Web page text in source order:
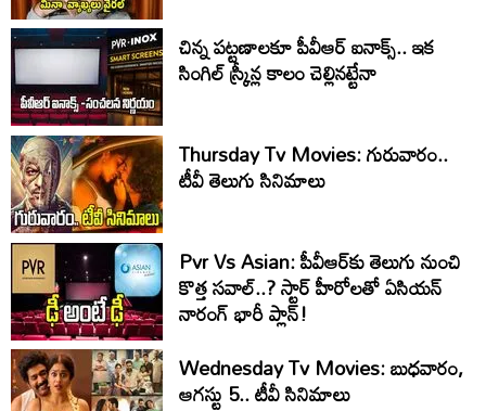
చిన్న పట్టణాలకూ పీవీఆర్ ఐనాక్స్.. ఇక
సింగిల్ స్క్రీన్ల కాలం చెల్లినట్టేనా
Thursday Tv Movies: గురువారం..
టీవీ తెలుగు సినిమాలు
Pvr Vs Asian: పీవీఆర్‌కు తెలుగు నుంచి
కొత్త సవాల్..? స్టార్ హీరోలతో ఏసియన్
నారంగ్ భారీ ప్లాన్!
Wednesday Tv Movies: బుధవారం,
ఆగ‌స్టు 5.. టీవీ సినిమాలు